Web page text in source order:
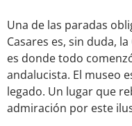
Una de las paradas
Casares es, sin duda,
es donde todo
andalucista. El museo
legado. Un lugar que
admiración por este